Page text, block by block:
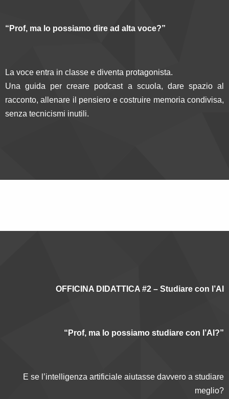
“Prof, ma lo possiamo dire ad alta voce?”
La voce entra in classe e diventa protagonista.
Una guida per creare podcast a scuola, dare spazio al
racconto, allenare il pensiero e costruire memoria condivisa,
senza tecnicismi inutili.
OFFICINA DIDATTICA #2 – Studiare con l’AI
“Prof, ma lo possiamo studiare con l’AI?”
E se l’intelligenza artificiale aiutasse davvero a studiare
meglio?